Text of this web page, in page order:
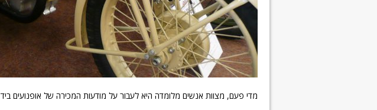
מדי פעם, מצוות אנשים מלומדה היא לעבור על מודעות המכירה של אופנועים ביד 2.